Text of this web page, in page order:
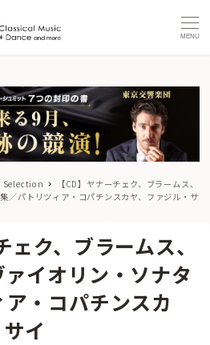
MENU
Selection
【CD】ヤナーチェク、ブラームス、
／パトリツィア・コパチンスカヤ、ファジル・サ
ェク、ブラームス、
イオリン・ソナタ
・コパチンスカ
イ